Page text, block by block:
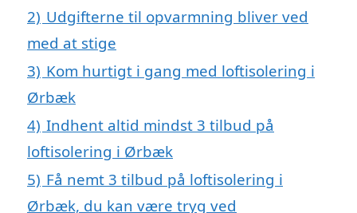
2) Udgifterne til opvarmning bliver ved
med at stige
3) Kom hurtigt i gang med loftisolering i
Ørbæk
4) Indhent altid mindst 3 tilbud på
loftisolering i Ørbæk
5) Få nemt 3 tilbud på loftisolering i
Ørbæk, du kan være tryg ved